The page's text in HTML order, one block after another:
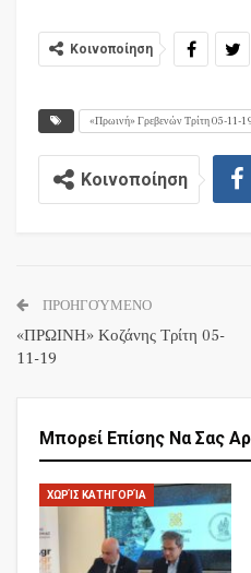
Κοινοποίηση
«Πρωινή» Γρεβενών Τρίτη 05-11-
Κοινοποίηση
ΠΡΟΗΓΟΎΜΕΝΟ
«ΠΡΩΙΝΗ» Κοζάνης Τρίτη 05-
11-19
Μπορεί Επίσης Να Σας
ΧΩΡΊΣ ΚΑΤΗΓΟΡΊΑ